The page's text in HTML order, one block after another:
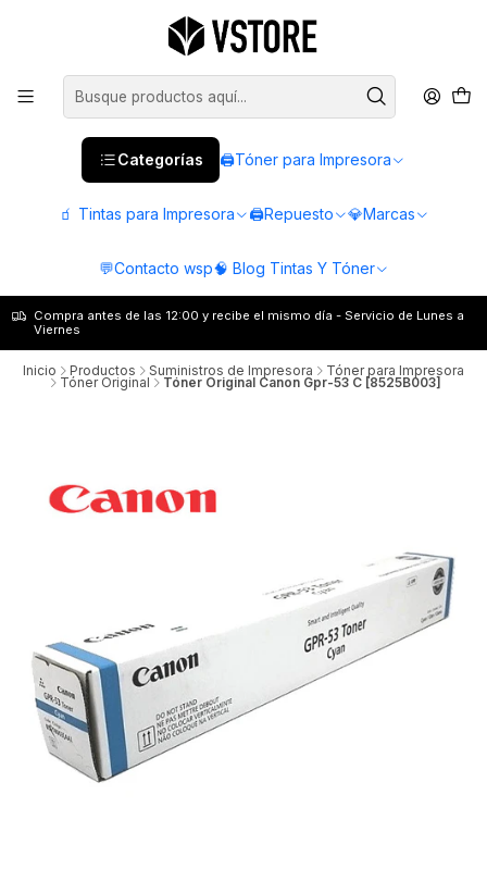
Categorías 🖨️Tóner para Impresora
🧃 Tintas para Impresora 🖨️Repuesto 💎Marcas
💬Contacto wsp🧠 Blog Tintas Y Tóner
Compra antes de las 12:00 y recibe el mismo día - Servicio de Lunes a
Viernes
Inicio Productos Suministros de Impresora Tóner para Impresora
Tóner Original Tóner Original Canon Gpr-53 C [8525B003]